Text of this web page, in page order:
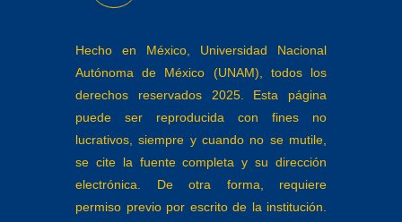
Hecho en México, Universidad Nacional
Autónoma de México (UNAM), todos los
derechos reservados 2025. Esta página
puede ser reproducida con fines no
lucrativos, siempre y cuando no se mutile,
se cite la fuente completa y su dirección
electrónica. De otra forma, requiere
permiso previo por escrito de la institución.